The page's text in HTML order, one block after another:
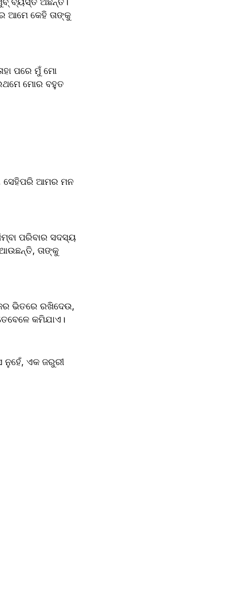
ଆମେ କେହି ତାଙ୍କୁ
ପରେ ମୁଁ ମୋ
ମୋର ବହୁତ
ସେହିପରି ଆମର ମନ
ପରିବାର ସଦସ୍ୟ
ତାଙ୍କୁ
ଭିତରେ ରଖିଦେଉ,
କମିଯାଏ।
ନୁହେଁ, ଏକ ଜରୁରୀ